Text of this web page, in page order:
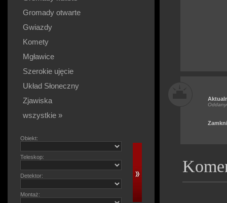
Gromady otwarte
Gwiazdy
Komety
Mgławice
Szerokie ujęcie
Układ Słoneczny
Zjawiska
wszystkie »
Obiekt:
Teleskop:
Detektor:
Montaż: